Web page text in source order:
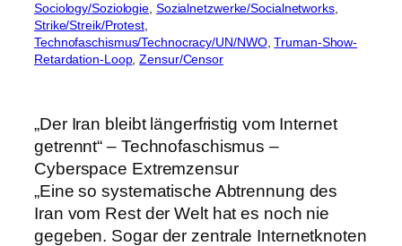
Sociology/Soziologie Sozialnetzwerke/Socialnetworks
Strike/Streik/Protest
Technofaschismus/Technocracy/UN/NWO, Truman-Show-
Retardation-Loop, Zensur/Censor
„Der Iran bleibt längerfristig vom Internet
getrennt“ – Technofaschismus –
Cyberspace Extremzensur
„Eine so systematische Abtrennung des
Iran vom Rest der Welt hat es noch nie
gegeben. Sogar der zentrale Internetknoten